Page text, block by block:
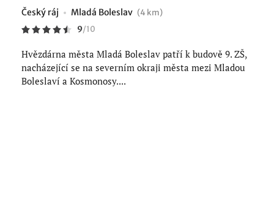
Český ráj Mladá Boleslav (4 km)
9/10
Hvězdárna města Mladá Boleslav patří k budově 9. ZŠ,
nacházející se na severním okraji města mezi Mladou
Boleslaví a Kosmonosy....